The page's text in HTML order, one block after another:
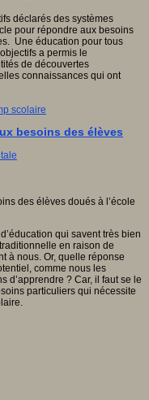
scolaire
déclarés des systèmes
pour répondre aux besoins
Une éducation pour tous
a permis le
de découvertes
connaissances qui ont
besoins des élèves
qui savent très bien
en raison de
à nous. Or, quelle réponse
comme nous les
d’apprendre ? Car, il faut se le
particuliers qui nécessite